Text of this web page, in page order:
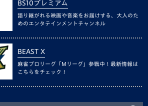
BS10プレミアム
語り継がれる映画や音楽をお届けする、大人のた
めのエンタテインメントチャンネル
BEAST X
麻雀プロリーグ「Mリーグ」参戦中！最新情報は
こちらをチェック！